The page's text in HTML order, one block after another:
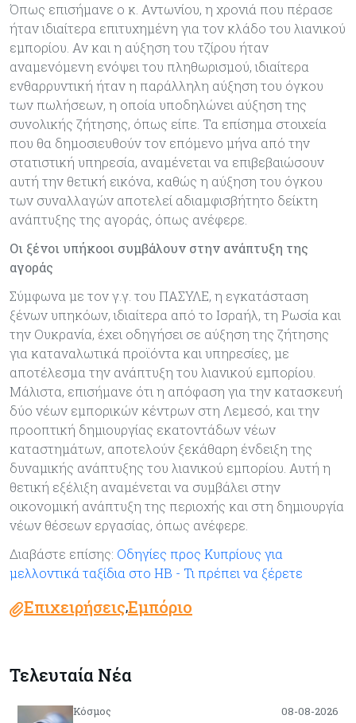
Όπως επισήμανε ο κ. Αντωνίου, η χρονιά που πέρασε
ήταν ιδιαίτερα επιτυχημένη για τον κλάδο του λιανικού
εμπορίου. Αν και η αύξηση του τζίρου ήταν
αναμενόμενη ενόψει του πληθωρισμού, ιδιαίτερα
ενθαρρυντική ήταν η παράλληλη αύξηση του όγκου
των πωλήσεων, η οποία υποδηλώνει αύξηση της
συνολικής ζήτησης, όπως είπε. Τα επίσημα στοιχεία
που θα δημοσιευθούν τον επόμενο μήνα από την
στατιστική υπηρεσία, αναμένεται να επιβεβαιώσουν
αυτή την θετική εικόνα, καθώς η αύξηση του όγκου
των συναλλαγών αποτελεί αδιαμφισβήτητο δείκτη
ανάπτυξης της αγοράς, όπως ανέφερε.
Οι ξένοι υπήκοοι συμβάλουν στην ανάπτυξη της
αγοράς
Σύμφωνα με τον γ.γ. του ΠΑΣΥΛΕ, η εγκατάσταση
ξένων υπηκόων, ιδιαίτερα από το Ισραήλ, τη Ρωσία και
την Ουκρανία, έχει οδηγήσει σε αύξηση της ζήτησης
για καταναλωτικά προϊόντα και υπηρεσίες, με
αποτέλεσμα την ανάπτυξη του λιανικού εμπορίου.
Μάλιστα, επισήμανε ότι η απόφαση για την κατασκευή
δύο νέων εμπορικών κέντρων στη Λεμεσό, και την
προοπτική δημιουργίας εκατοντάδων νέων
καταστημάτων, αποτελούν ξεκάθαρη ένδειξη της
δυναμικής ανάπτυξης του λιανικού εμπορίου. Αυτή η
θετική εξέλιξη αναμένεται να συμβάλει στην
οικονομική ανάπτυξη της περιοχής και στη δημιουργία
νέων θέσεων εργασίας, όπως ανέφερε.
Διαβάστε επίσης: Οδηγίες προς Κυπρίους για
μελλοντικά ταξίδια στο ΗΒ - Τι πρέπει να ξέρετε
Επιχειρήσεις,Εμπόριο
Τελευταία Νέα
Κόσμος 08-08-2026